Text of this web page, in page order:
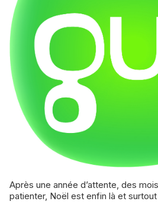
Après une année d’attente, des mois à se languir, des jours à
patienter, Noël est enfin là et surtout